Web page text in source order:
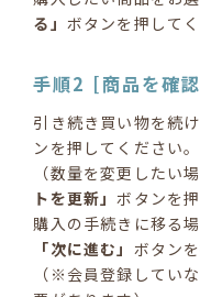
る」 ボタンを押してく
手順2 [商品を確
引き続き買い物を続け
ンを押してください。
（数量を変更したい
トを更新」ボタンを
購入の手続きに移る
「次に進む」 ボタン
（※会員登録してい